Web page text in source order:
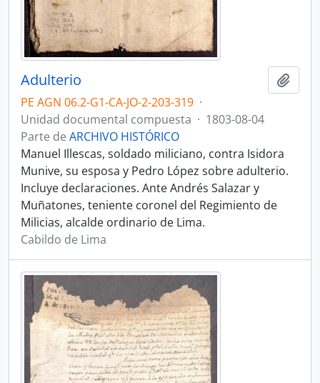
Adulterio
PE AGN 06.2-G1-CA-JO-2-203-319 ·
Unidad documental compuesta · 1803-08-04
Parte de ARCHIVO HISTÓRICO
Manuel Illescas, soldado miliciano, contra Isidora
Munive, su esposa y Pedro López sobre adulterio.
Incluye declaraciones. Ante Andrés Salazar y
Muñatones, teniente coronel del Regimiento de
Milicias, alcalde ordinario de Lima.
Cabildo de Lima